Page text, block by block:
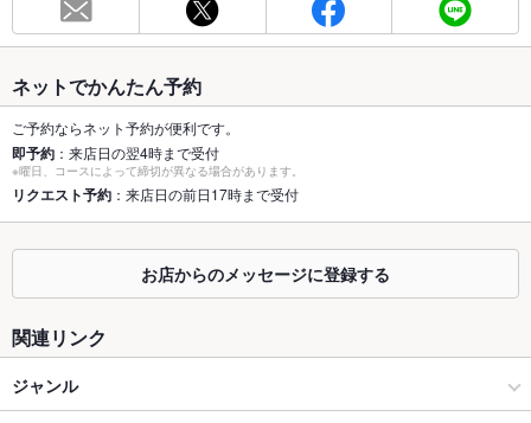
総席数 70席(新橋での女子会や合コンにぜひ♪和牛とチーズが自慢！)
最大宴会収
容人数
80人(新橋での女子会や合コンにぜひ♪和牛とチーズが自慢！)
個室 あり ：新橋での女子会や合コンにぜひ♪和牛とチーズが自慢！
座敷 なし ：新橋での女子会や合コンにぜひ♪和牛とチーズが自慢！
カウンター なし ：新橋での女子会や合コンにぜひ♪和牛とチーズが自慢！
ソファー
テラス席 なし ：新橋での女子会や合コンにぜひ♪和牛とチーズが自慢！
ネットでかんたん予約
ご予約ならネット予約が便利です。
即予約 ：来店日の翌4時まで受付
※曜日、コースによって締切が異なる場合があります。
リクエスト予約 ：来店日の前日17時まで受付
お店からのメッセージに登録する
関連リンク
ジャンル